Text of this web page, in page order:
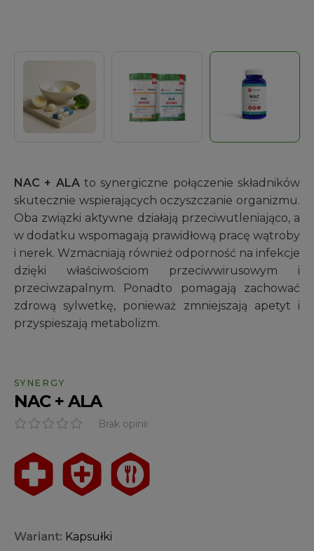
NAC + ALAto synergiczne połączenie składników
skutecznie wspierających oczyszczanie organizmu.
Oba związki aktywne działają przeciwutleniająco, a
w dodatku wspomagają prawidłową pracę wątroby
i nerek. Wzmacniają również odporność na infekcje
dzięki właściwościom przeciwwirusowym i
przeciwzapalnym. Ponadto pomagają zachować
zdrową sylwetkę, ponieważ zmniejszają apetyt i
przyspieszają metabolizm.
SYNERGY
NAC + ALA
Brak opinii
Wariant: Kapsułki